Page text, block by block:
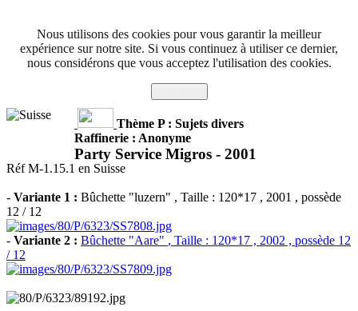
Nous utilisons des cookies pour vous garantir la meilleur
expérience sur notre site. Si vous continuez à utiliser ce dernier,
nous considérons que vous acceptez l'utilisation des cookies.
Thème P : Sujets divers
Raffinerie : Anonyme
Party Service Migros - 2001
Réf M-1.15.1 en Suisse
- Variante 1 : Bûchette "luzern" , Taille : 120*17 , 2001 , possède
12 / 12
- Variante 2 : Bûchette "Aare" , Taille : 120*17 , 2002 , possède 12
/ 12